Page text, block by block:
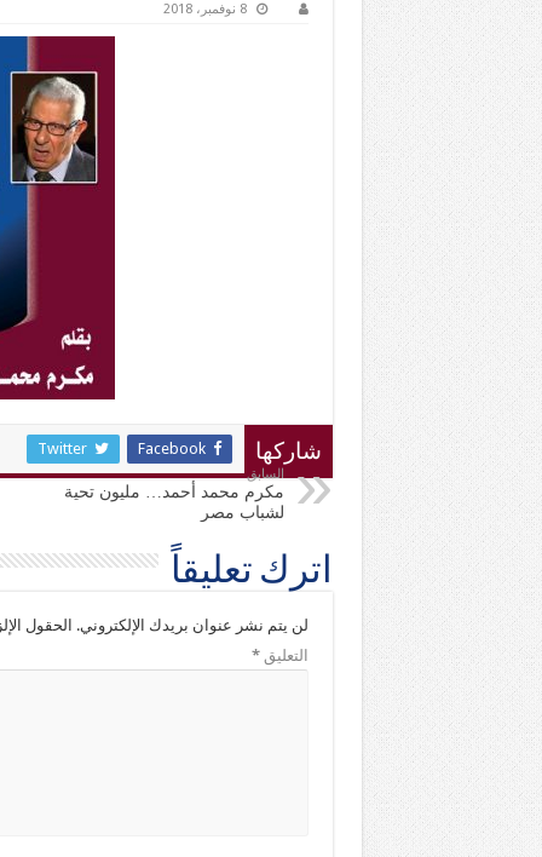
8 نوفمبر، 2018
شاركها Facebook
Twitter
السابق
مكرم محمد أحمد… مليون تحية
لشباب مصر
اترك تعليقاً
لن يتم نشر عنوان بريدك الإلكتروني. الحقول
التعليق*